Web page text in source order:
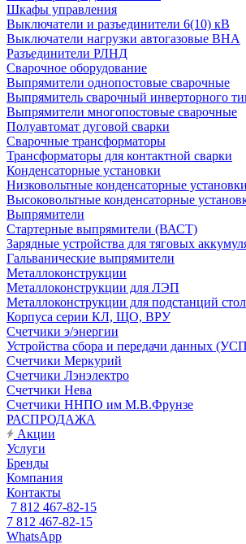
Шкафы управления
Выключатели и разъединители 6(10) кВ
Выключатели нагрузки автогазовые ВНА
Разъединители РЛНД
Сварочное оборудование
Выпрямители однопостовые сварочные
Выпрямитель сварочный инверторного
Выпрямители многопостовые сварочные
Полуавтомат дуговой сварки
Сварочные трансформаторы
Трансформаторы для контактной сварки
Конденсаторные установки
Низковольтные конденсаторные установки
Высоковольтные конденсаторные
Выпрямители
Стартерные выпрямители (ВАСТ)
Зарядные устройства для тяговых
Гальванические выпрямители
Металлоконструкции
Металлоконструкции для ЛЭП
Металлоконструкции для подстанций
Корпуса серии КЛ, ЩО, ВРУ
Счетчики э/энергии
Устройства сбора и передачи данных
Счетчики Меркурий
Счетчики Лэнэлектро
Счетчики Нева
Счетчики ННПО им М.В.Фрунзе
РАСПРОДАЖА
Акции
Услуги
Бренды
Компания
Контакты
7 812 467-82-15
7 812 467-82-15
WhatsApp